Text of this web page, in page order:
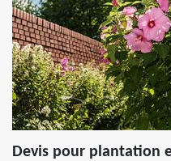
Devis pour plantation